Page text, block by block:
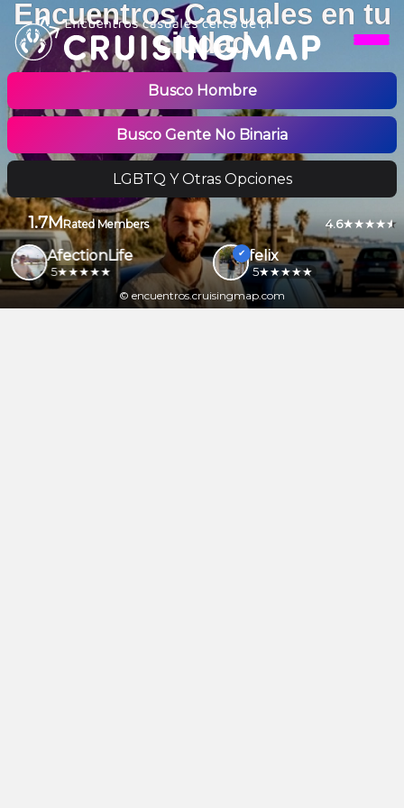
Encuentros Casuales en tu
ciudad
Busco Hombre
Busco Gente No Binaria
LGBTQ Y Otras Opciones
1.7MRated Members 4.6
felix
5
AfectionLife
5
© encuentros.cruisingmap.com